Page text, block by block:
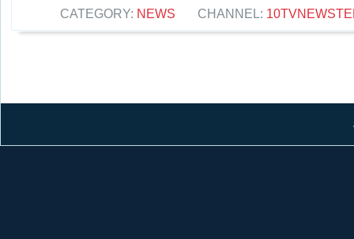
CATEGORY: NEWS CHANNEL: